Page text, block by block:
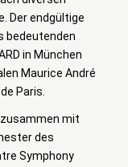
Der endgültige
bedeutenden
in München
Maurice André
Paris.
mit
des
Symphony